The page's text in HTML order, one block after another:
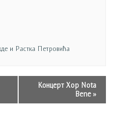
и Растка Петровића
Концерт Хор Nota
Bene »